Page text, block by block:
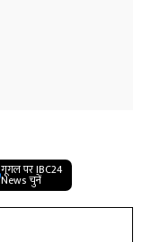
गूगल पर IBC24
News चुनें